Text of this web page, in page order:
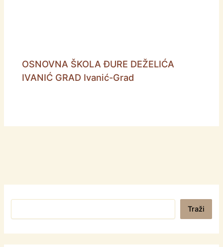
OSNOVNA ŠKOLA ĐURE DEŽELIĆA
IVANIĆ GRAD Ivanić-Grad
Pretraga
Traži